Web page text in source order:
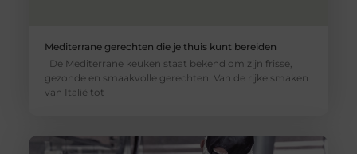
Mediterrane gerechten die je thuis kunt bereiden
De Mediterrane keuken staat bekend om zijn frisse,
gezonde en smaakvolle gerechten. Van de rijke smaken
van Italië tot